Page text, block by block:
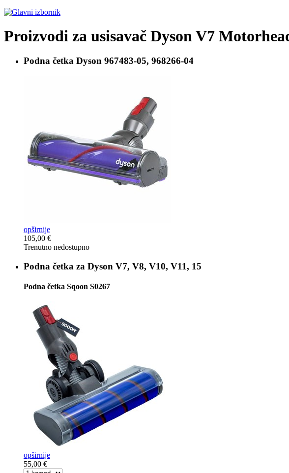
Proizvodi za usisavač Dyson V7
Podna četka Dyson 967483-05, 968266-04
opširnije
105,00 €
Trenutno nedostupno
Podna četka za Dyson V7, V8, V10, V11, 15
Podna četka Sqoon S0267
opširnije
55,00 €